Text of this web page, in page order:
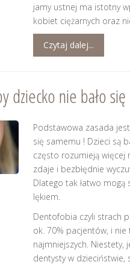
jamy ustnej ma istotny
kobiet ciężarnych oraz
Czytaj dalej...
dziecko nie bało
Podstawowa zasada
się samemu ! Dzieci są
często rozumieją więcej
zdaje i bezbłędnie
Dlatego tak łatwo mogą
lękiem.
Dentofobia czyli strach
ok. 70% pacjentów, i nie
najmniejszych. Niestety,
dentysty w